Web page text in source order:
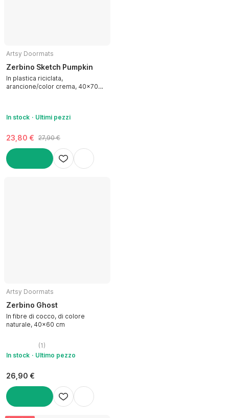
Artsy Doormats
Zerbino Sketch Pumpkin
In plastica riciclata,
arancione/color crema, 40x70
In stock Ultimi pezzi
23,80 € 27,90 €
Artsy Doormats
Zerbino Ghost
In fibre di cocco, di colore
naturale, 40x60 cm
(1 )
In stock
Ultimo pezzo
26,90 €